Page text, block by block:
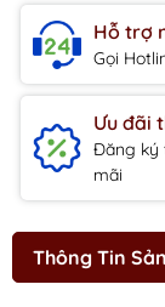
Hỗ trợ
Gọi
Ưu đãi
Đăng ký
mãi
Thông Tin